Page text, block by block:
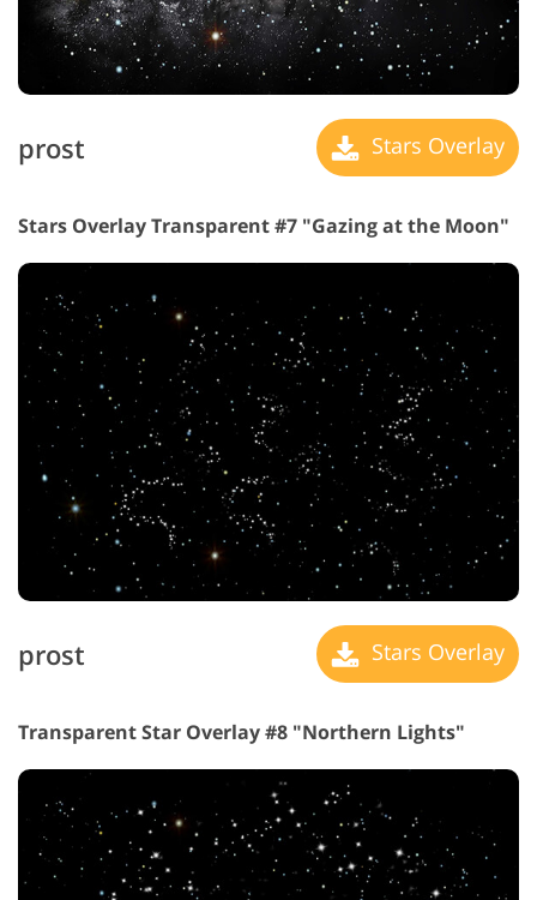
prost Stars Overlay
Stars Overlay Transparent #7 "Gazing at the Moon"
prost Stars Overlay
Transparent Star Overlay #8 "Northern Lights"